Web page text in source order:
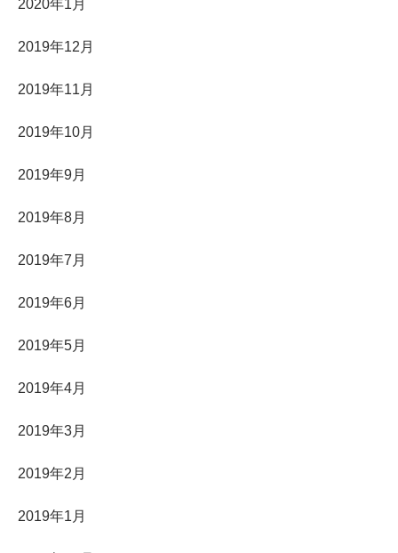
2020年1月
2019年12月
2019年11月
2019年10月
2019年9月
2019年8月
2019年7月
2019年6月
2019年5月
2019年4月
2019年3月
2019年2月
2019年1月